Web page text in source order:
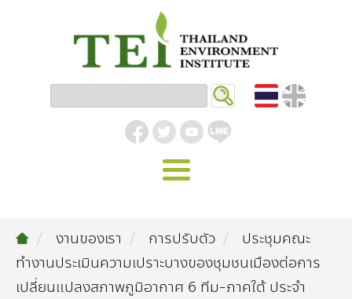
รู้จัก ม.ส.ท.
วิสัยทัศน์ | พันธกิจ
งานของเรา
งานของเรา การปรับตัว
ประชุมคณะ
ทำงานประเมินความเปราะบางของชุมชนเมืองต่อการ
เปลี่ยนแปลงสภาพภูมิอากาศ 6 ทีม-ภาคใต้ ประจำ